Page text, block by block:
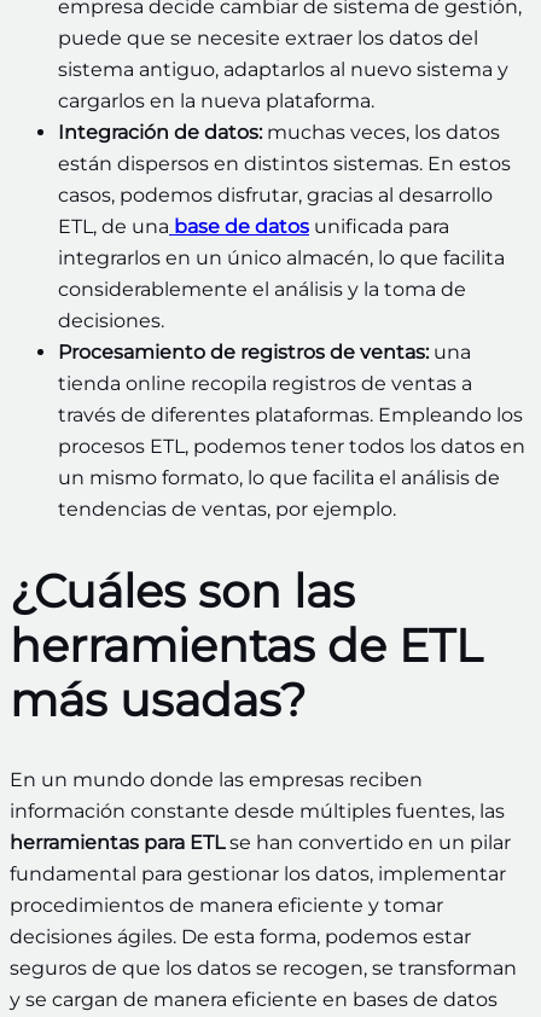
empresa decide cambiar de sistema de gestión,
puede que se necesite extraer los datos del
sistema antiguo, adaptarlos al nuevo sistema y
cargarlos en la nueva plataforma.
Integración de datos:muchas veces, los datos
están dispersos en distintos sistemas. En estos
casos, podemos disfrutar, gracias al desarrollo
ETL, de una base de datos unificada para
integrarlos en un único almacén, lo que facilita
considerablemente el análisis y la toma de
decisiones.
Procesamiento de registros de ventas:una
tienda online recopila registros de ventas a
través de diferentes plataformas. Empleando los
procesos ETL, podemos tener todos los datos en
un mismo formato, lo que facilita el análisis de
tendencias de ventas, por ejemplo.
¿Cuáles son las
herramientas de ETL
más usadas?
En un mundo donde las empresas reciben
información constante desde múltiples fuentes, las
herramientas para ETLse han convertido en un pilar
fundamental para gestionar los datos, implementar
procedimientos de manera eficiente y tomar
decisiones ágiles. De esta forma, podemos estar
seguros de que los datos se recogen, se transforman
y se cargan de manera eficiente en bases de datos